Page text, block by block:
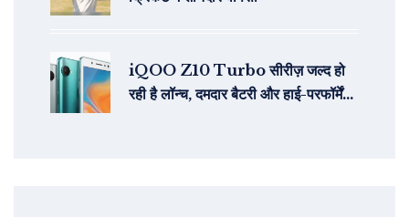
iQOO Z10 Turbo सीरीज़ जल्द हो
रही है लॉन्च, दमदार बैटरी और हाई-परफॉर्मेंस